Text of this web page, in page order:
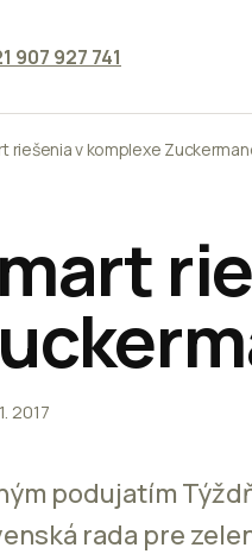
907 927 741
riešenia v komplexe
2017
podujatím
rada pre